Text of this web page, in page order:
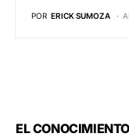
POR ERICK SUMOZA
EL